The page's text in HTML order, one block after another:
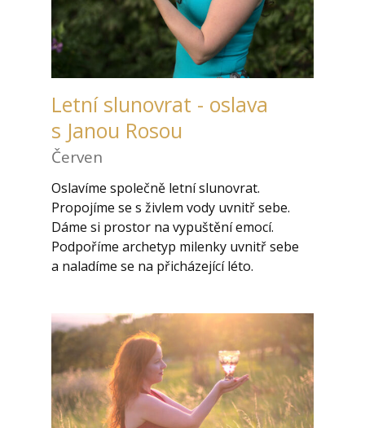
Letní slunovrat - oslava
s Janou Rosou
Červen
Oslavíme společně letní slunovrat.
Propojíme se s živlem vody uvnitř sebe.
Dáme si prostor na vypuštění emocí.
Podpoříme archetyp milenky uvnitř sebe
a naladíme se na přicházející léto.